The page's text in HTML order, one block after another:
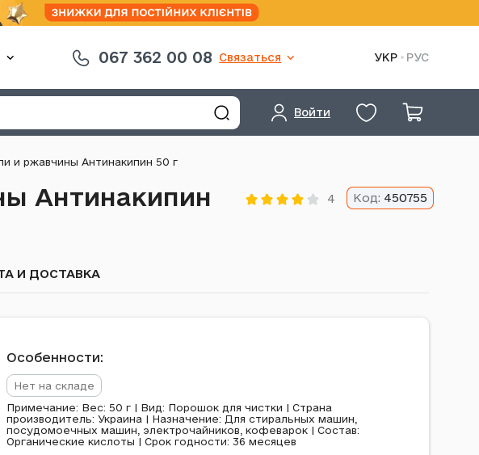
067 362 00 08 Связаться УКР РУС
Войти
и ржавчины Антинакипин 50 г
Антинакипин
4 Код: 450755
И ДОСТАВКА
Особенности:
Нет на складе
Примечание: Вес: 50 г | Вид: Порошок для чистки | Страна
производитель: Украина | Назначение: Для стиральных машин,
посудомоечных машин, электрочайников, кофеварок | Состав:
Органические кислоты | Срок годности: 36 месяцев